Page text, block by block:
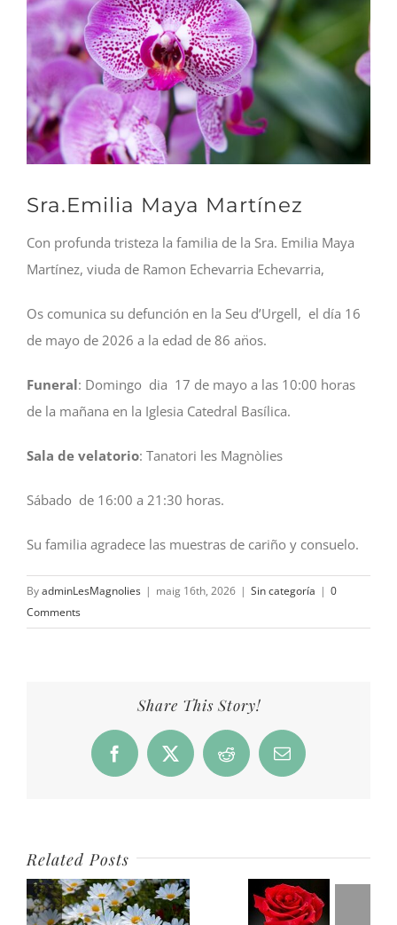
Sra.Emilia Maya Martínez
Con profunda tristeza la familia de la Sra. Emilia Maya
Martínez, viuda de Ramon Echevarria Echevarria,
Os comunica su defunción en la Seu d’Urgell, el día 16
de mayo de 2026 a la edad de 86 an̈os.
Funeral: Domingo dia 17 de mayo a las 10:00 horas
de la mañana en la Iglesia Catedral Basílica.
Sala de velatorio: Tanatori les Magnòlies
Sábado de 16:00 a 21:30 horas.
Su familia agradece las muestras de cariño y consuelo.
ByadminLesMagnolies | maig 16th, 2026 | Sin categoría | 0
Comments
Share This Story!
Facebook
X Reddit Email
Related Posts